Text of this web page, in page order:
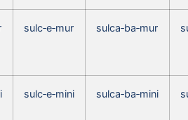
sulc‑e‑mur sulca‑ba‑mur
sulc‑e‑mini sulca‑ba‑mini